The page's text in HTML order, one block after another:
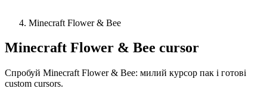
Minecraft Flower & Bee
Minecraft Flower & Bee cursor
Спробуй Minecraft Flower & Bee: милий курсор пак і готові
custom cursors.